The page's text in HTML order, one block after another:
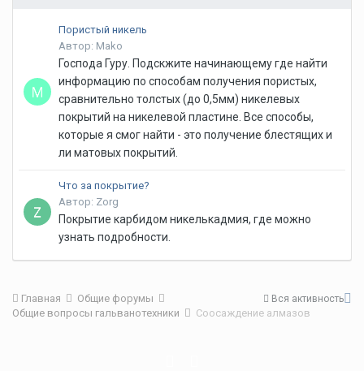
Пористый никель
Автор: Mako
Господа Гуру. Подскжите начинающему где найти
информацию по способам получения пористых,
сравнительно толстых (до 0,5мм) никелевых
покрытий на никелевой пластине. Все способы,
которые я смог найти - это получение блестящих и
ли матовых покрытий.
Что за покрытие?
Автор: Zorg
Покрытие карбидом никелькадмия, где можно
узнать подробности.
Вся активность
Главная
Общие форумы
Общие вопросы гальванотехники
Соосаждение алмазов